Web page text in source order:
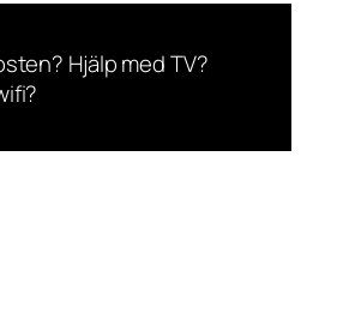
Hjälp med TV?